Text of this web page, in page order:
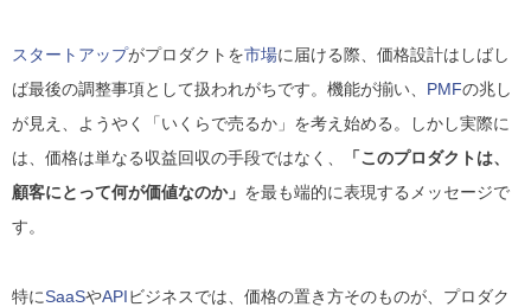
スタートアップがプロダクトを市場に届ける際、価格設計はしばし
ば最後の調整事項として扱われがちです。機能が揃い、 PMFの兆し
が見え、ようやく「いくらで売るか」を考え始める。しかし実際に
は、価格は単なる収益回収の手段ではなく、
「このプロダクトは、
顧客にとって何が価値なのか」 を最も端的に表現するメッセージで
す。
特にSaaSやAPIビジネスでは、価格の置き方そのものが、プロダク